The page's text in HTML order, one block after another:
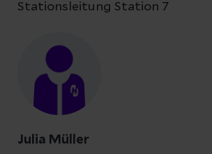
Stationsleitung Station 7
Julia Müller